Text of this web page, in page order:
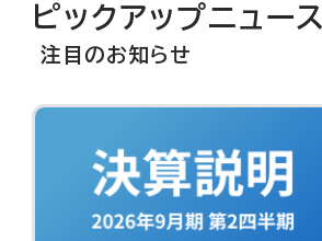
ピックアップニュース
注目のお知らせ